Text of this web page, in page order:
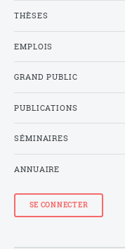
Le
Lux au 1
Accéder au
l’Univers
THÈSES
EMPLOIS
GRAND PUBLIC
PUBLICATIONS
SÉMINAIRES
ANNUAIRE
SE CONNECTER